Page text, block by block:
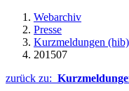
Webarchiv
Presse
Kurzmeldungen (hib)
201507
zurück zu: